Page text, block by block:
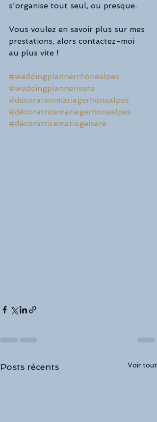
s'organise tout seul, ou presque.
Vous voulez en savoir plus sur mes
prestations, alors contactez-moi
au plus vite !
#weddingplannerrhonealpes
#weddingplannerisere
#décorationmariagerhonealpes
#décoratricemariagerhonealpes
#décoratricemariageisere
Posts récents Voir tout